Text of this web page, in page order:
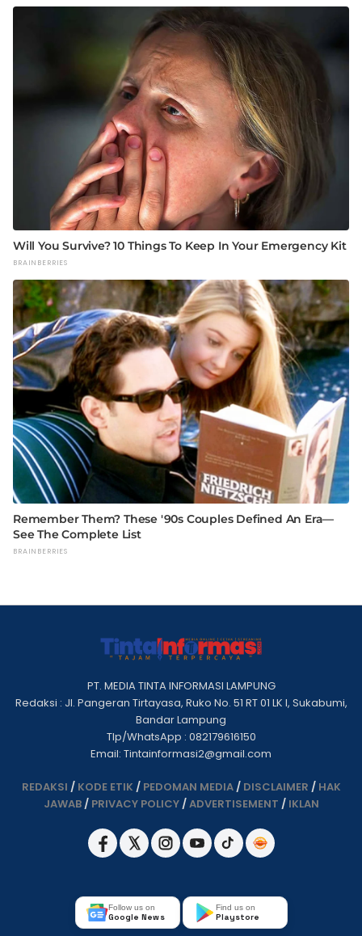
PT. MEDIA TINTA INFORMASI LAMPUNG
Redaksi : Jl. Pangeran Tirtayasa, Ruko No. 51 RT 01 LK I, Sukabumi,
Bandar Lampung
Tlp/WhatsApp : 082179616150
Email: Tintainformasi2@gmail.com
REDAKSI / KODE ETIK / PEDOMAN MEDIA/ DISCLAIMER / HAK
JAWAB/ PRIVACY POLICY/ADVERTISEMENT / IKLAN
Follow us on
Google News
Find us on
Playstore